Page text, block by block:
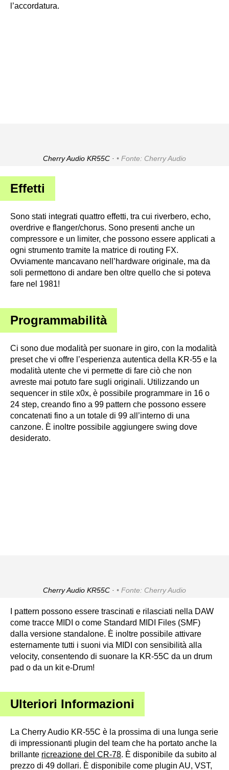
l’accordatura.
Cherry Audio KR55C · Fonte: Cherry Audio
Effetti
Sono stati integrati quattro effetti, tra cui riverbero, echo,
overdrive e flanger/chorus. Sono presenti anche un
compressore e un limiter, che possono essere applicati a
ogni strumento tramite la matrice di routing FX.
Ovviamente mancavano nell’hardware originale, ma da
soli permettono di andare ben oltre quello che si poteva
fare nel 1981!
Programmabilità
Ci sono due modalità per suonare in giro, con la modalità
preset che vi offre l’esperienza autentica della KR-55 e la
modalità utente che vi permette di fare ciò che non
avreste mai potuto fare sugli originali. Utilizzando un
sequencer in stile x0x, è possibile programmare in 16 o
24 step, creando fino a 99 pattern che possono essere
concatenati fino a un totale di 99 all’interno di una
canzone. È inoltre possibile aggiungere swing dove
desiderato.
Cherry Audio KR55C · Fonte: Cherry Audio
I pattern possono essere trascinati e rilasciati nella DAW
come tracce MIDI o come Standard MIDI Files (SMF)
dalla versione standalone. È inoltre possibile attivare
esternamente tutti i suoni via MIDI con sensibilità alla
velocity, consentendo di suonare la KR-55C da un drum
pad o da un kit e-Drum!
Ulteriori Informazioni
La Cherry Audio KR-55C è la prossima di una lunga serie
di impressionanti plugin del team che ha portato anche la
brillante ricreazione del CR-78. È disponibile da subito al
prezzo di 49 dollari. È disponibile come plugin AU, VST,